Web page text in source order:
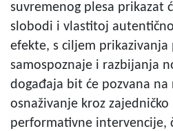
suvremenog plesa prikazat
slobodi i vlastitoj
efekte, s ciljem prikazivanja
samospoznaje i razbijanja
događaja bit će pozvana na
osnaživanje kroz zajedničko
performativne intervencije,